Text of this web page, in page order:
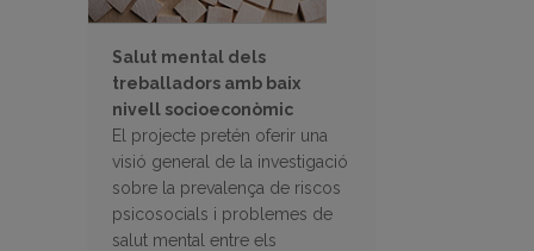
Salut mental dels
treballadors amb baix
nivell socioeconòmic
El projecte pretén oferir una
visió general de la investigació
sobre la prevalença de riscos
psicosocials i problemes de
salut mental entre els